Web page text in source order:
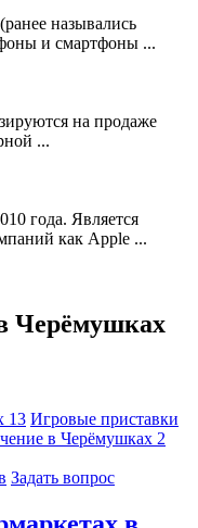
назывались
и смартфоны ...
на продаже
...
года. Является
как Apple ...
Черёмушках
13 Игровые приставки
в Черёмушках 2
Задать вопрос